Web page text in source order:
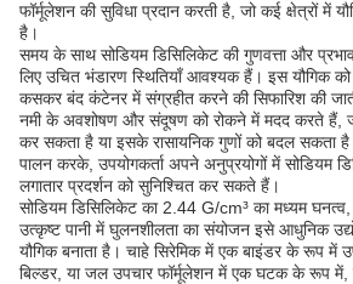
फॉर्मूलेशन की सुविधा प्रदान करती है, जो कई क्षेत्रों में
है।
समय के साथ सोडियम डिसिलिकेट की गुणवत्ता और
लिए उचित भंडारण स्थितियाँ आवश्यक हैं। इस यौगिक
कसकर बंद कंटेनर में संग्रहीत करने की सिफारिश की
नमी के अवशोषण और संदूषण को रोकने में मदद करते हैं,
कर सकता है या इसके रासायनिक गुणों को बदल सकता
पालन करके, उपयोगकर्ता अपने अनुप्रयोगों में सोडियम
लगातार प्रदर्शन को सुनिश्चित कर सकते हैं।
सोडियम डिसिलिकेट का 2.44 G/cm³ का मध्यम
उत्कृष्ट पानी में घुलनशीलता का संयोजन इसे आधुनिक
यौगिक बनाता है। चाहे सिरेमिक में एक बाइंडर के रूप में
बिल्डर, या जल उपचार फॉर्मूलेशन में एक घटक के रूप में,